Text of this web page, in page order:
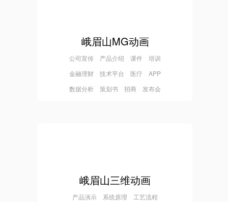
峨眉山MG动画
公司宣传 产品介绍 课件 培训
金融理财 技术平台 医疗 APP
数据分析 策划书 招商 发布会
峨眉山三维动画
产品演示 系统原理 工艺流程